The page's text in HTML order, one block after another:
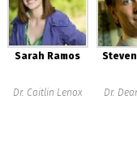
Sarah Ramos
Dr. Caitlin Lenox Dr.